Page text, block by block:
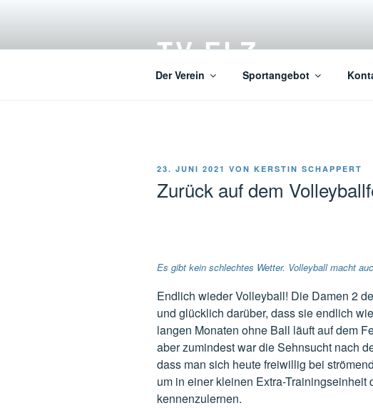
TV ELZ
Der Verein Sportangebot
VERÖFFENTLICHT
23. JUNI 2021 VON KERSTIN SCHAPPERT
Zurück auf dem
Es gibt kein schlechtes Wetter. Volleyball macht
Endlich wieder Volleyball! Die Damen 2
und glücklich darüber, dass sie endlich
langen Monaten ohne Ball läuft auf dem
aber zumindest war die Sehnsucht nach
dass man sich heute freiwillig bei
um in einer kleinen Extra-Trainingseinheit
kennenzulernen.